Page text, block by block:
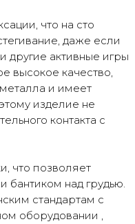
что на сто
даже если
другие активные игры
высокое качество,
и имеет
изделие не
контакта с
что позволяет
бантиком над грудью.
стандартам с
оборудовании ,